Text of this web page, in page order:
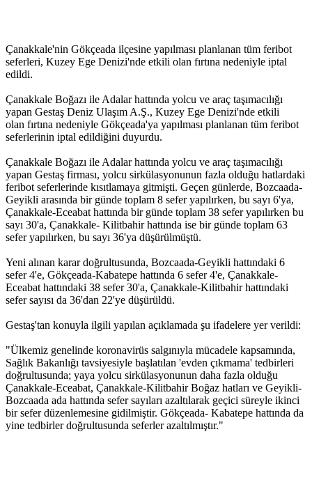
Çanakkale'nin Gökçeada ilçesine yapılması planlanan tüm feribot
seferleri, Kuzey Ege Denizi'nde etkili olan fırtına nedeniyle iptal
edildi.
Çanakkale Boğazı ile Adalar hattında yolcu ve araç taşımacılığı
yapan Gestaş Deniz Ulaşım A.Ş., Kuzey Ege Denizi'nde etkili
olan fırtına nedeniyle Gökçeada'ya yapılması planlanan tüm feribot
seferlerinin iptal edildiğini duyurdu.
Çanakkale Boğazı ile Adalar hattında yolcu ve araç taşımacılığı
yapan Gestaş firması, yolcu sirkülasyonunun fazla olduğu hatlardaki
feribot seferlerinde kısıtlamaya gitmişti. Geçen günlerde, Bozcaada-
Geyikli arasında bir günde toplam 8 sefer yapılırken, bu sayı 6'ya,
Çanakkale-Eceabat hattında bir günde toplam 38 sefer yapılırken bu
sayı 30'a, Çanakkale- Kilitbahir hattında ise bir günde toplam 63
sefer yapılırken, bu sayı 36'ya düşürülmüştü.
Yeni alınan karar doğrultusunda, Bozcaada-Geyikli hattındaki 6
sefer 4'e, Gökçeada-Kabatepe hattında 6 sefer 4'e, Çanakkale-
Eceabat hattındaki 38 sefer 30'a, Çanakkale-Kilitbahir hattındaki
sefer sayısı da 36'dan 22'ye düşürüldü.
Gestaş'tan konuyla ilgili yapılan açıklamada şu ifadelere yer verildi:
"Ülkemiz genelinde koronavirüs salgınıyla mücadele kapsamında,
Sağlık Bakanlığı tavsiyesiyle başlatılan 'evden çıkmama' tedbirleri
doğrultusunda; yaya yolcu sirkülasyonunun daha fazla olduğu
Çanakkale-Eceabat, Çanakkale-Kilitbahir Boğaz hatları ve Geyikli-
Bozcaada ada hattında sefer sayıları azaltılarak geçici süreyle ikinci
bir sefer düzenlemesine gidilmiştir. Gökçeada- Kabatepe hattında da
yine tedbirler doğrultusunda seferler azaltılmıştır."